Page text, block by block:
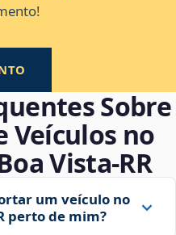
Sobre
Veículos no
Vista‑RR
um veículo no
perto de mim?